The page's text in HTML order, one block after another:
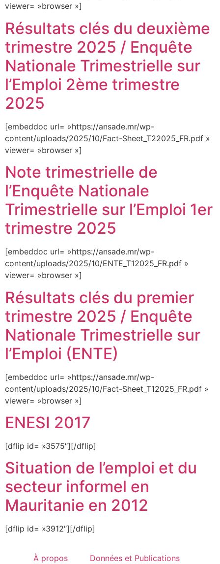
viewer= »browser »]
Résultats clés du deuxième
trimestre 2025 / Enquête
Nationale Trimestrielle sur
l’Emploi 2ème trimestre
2025
[embeddoc url= »https://ansade.mr/wp-
content/uploads/2025/10/Fact-Sheet_T22025_FR.pdf »
viewer= »browser »]
Note trimestrielle de
l’Enquête Nationale
Trimestrielle sur l’Emploi 1er
trimestre 2025
[embeddoc url= »https://ansade.mr/wp-
content/uploads/2025/10/ENTE_T12025_FR.pdf »
viewer= »browser »]
Résultats clés du premier
trimestre 2025 / Enquête
Nationale Trimestrielle sur
l’Emploi (ENTE)
[embeddoc url= »https://ansade.mr/wp-
content/uploads/2025/10/Fact-Sheet_T12025_FR.pdf »
viewer= »browser »]
ENESI 2017
[dflip id= »3575″][/dflip]
Situation de l’emploi et du
secteur informel en
Mauritanie en 2012
[dflip id= »3912″][/dflip]
À propos Données et Publications